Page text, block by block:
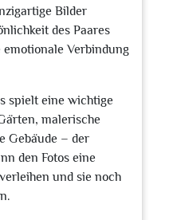
Bilder
des Paares
Verbindung
spielt eine wichtige
malerische
Gebäude – der
den Fotos eine
und sie noch